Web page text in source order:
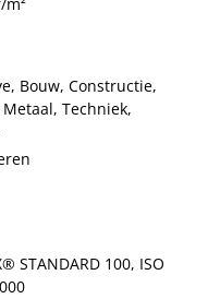
m²
Bouw, Constructie,
Techniek,
STANDARD 100, ISO